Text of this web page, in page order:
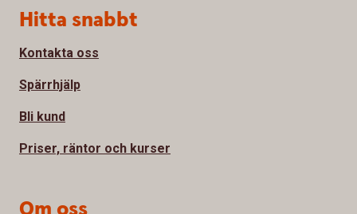
Sidfot
Hitta snabbt
Kontakta oss
Spärrhjälp
Bli kund
Priser, räntor och kurser